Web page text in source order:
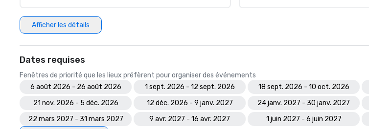
Afficher les détails
Dates requises
Fenêtres de priorité que les lieux préfèrent pour organiser des événements
6 août 2026 - 26 août 2026
1 sept. 2026 - 12 sept. 2026 18 sept. 2026 - 10 oct. 2026
21 nov. 2026 - 5 déc. 2026
12 déc. 2026 - 9 janv. 2027 24 janv. 2027 - 30 janv. 2027
22 mars 2027 - 31 mars 2027
9 avr. 2027 - 16 avr. 2027 1 juin 2027 - 6 juin 2027